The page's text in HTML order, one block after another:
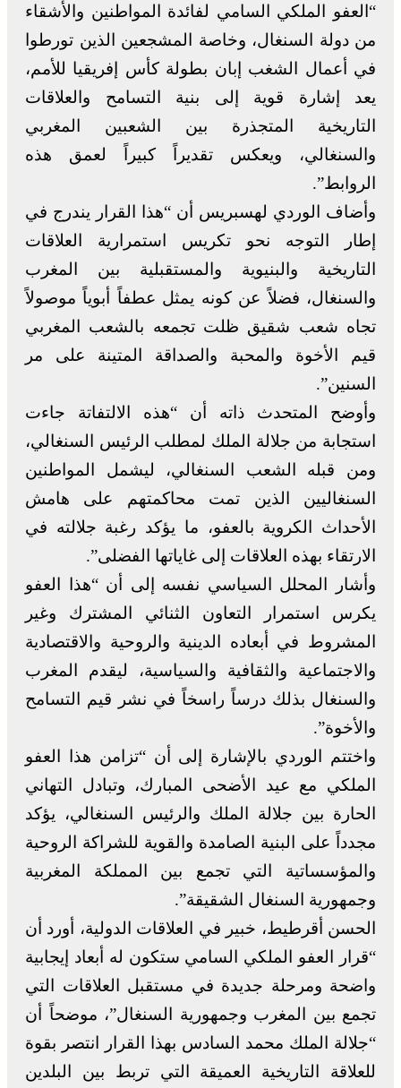
“العفو الملكي السامي لفائدة المواطنين والأشقاء
من دولة السنغال، وخاصة المشجعين الذين تورطوا
في أعمال الشغب إبان بطولة كأس إفريقيا للأمم،
يعد إشارة قوية إلى بنية التسامح والعلاقات
التاريخية المتجذرة بين الشعبين المغربي
والسنغالي، ويعكس تقديراً كبيراً لعمق هذه
الروابط”.
وأضاف الوردي لهسبريس أن “هذا القرار يندرج في
إطار التوجه نحو تكريس استمرارية العلاقات
التاريخية والبنيوية والمستقبلية بين المغرب
والسنغال، فضلاً عن كونه يمثل عطفاً أبوياً موصولاً
تجاه شعب شقيق ظلت تجمعه بالشعب المغربي
قيم الأخوة والمحبة والصداقة المتينة على مر
السنين”.
وأوضح المتحدث ذاته أن “هذه الالتفاتة جاءت
استجابة من جلالة الملك لمطلب الرئيس السنغالي،
ومن قبله الشعب السنغالي، ليشمل المواطنين
السنغاليين الذين تمت محاكمتهم على هامش
الأحداث الكروية بالعفو، ما يؤكد رغبة جلالته في
الارتقاء بهذه العلاقات إلى غاياتها الفضلى”.
وأشار المحلل السياسي نفسه إلى أن “هذا العفو
يكرس استمرار التعاون الثنائي المشترك وغير
المشروط في أبعاده الدينية والروحية والاقتصادية
والاجتماعية والثقافية والسياسية، ليقدم المغرب
والسنغال بذلك درساً راسخاً في نشر قيم التسامح
والأخوة”.
واختتم الوردي بالإشارة إلى أن “تزامن هذا العفو
الملكي مع عيد الأضحى المبارك، وتبادل التهاني
الحارة بين جلالة الملك والرئيس السنغالي، يؤكد
مجدداً على البنية الصامدة والقوية للشراكة الروحية
والمؤسساتية التي تجمع بين المملكة المغربية
وجمهورية السنغال الشقيقة”.
الحسن أقرطيط، خبير في العلاقات الدولية، أورد أن
“قرار العفو الملكي السامي ستكون له أبعاد إيجابية
واضحة ومرحلة جديدة في مستقبل العلاقات التي
تجمع بين المغرب وجمهورية السنغال”، موضحاً أن
“جلالة الملك محمد السادس بهذا القرار انتصر بقوة
للعلاقة التاريخية العميقة التي تربط بين البلدين